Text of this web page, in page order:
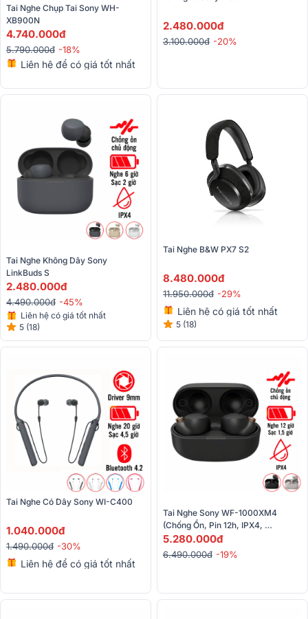
Tai Nghe Chụp Tai Sony WH-
XB900N
4.740.000đ
5.790.000đ -18%
Liên hệ để có giá tốt nhất
2.480.000đ
3.100.000đ -20%
Tai Nghe Không Dây Sony
LinkBuds S
2.480.000đ
4.490.000đ -45%
Liên hệ có giá tốt nhất
5 (18)
Tai Nghe B&W PX7 S2
8.480.000đ
11.950.000đ -29%
Liên hệ có giá tốt nhất
5 (18)
1.040.000đ
1.490.000đ -30%
Liên hệ để có giá tốt nhất
Tai Nghe Sony WF-1000XM4
(Chống Ồn, Pin 12h, IPX4,
Bluetooth 5.2)
5.280.000đ
6.490.000đ -19%